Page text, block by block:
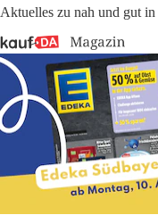
Aktuelles zu nah und gut in